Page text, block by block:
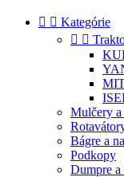
  Kategórie
 
Mulčery
Bágre a
Podkopy
Dumpre